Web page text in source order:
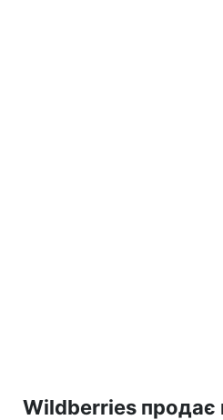
Wildberries продає